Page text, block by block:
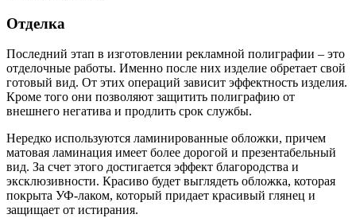
Отделка
Последний этап в изготовлении рекламной полиграфии – это
отделочные работы. Именно после них изделие обретает свой
готовый вид. От этих операций зависит эффектность изделия.
Кроме того они позволяют защитить полиграфию от
внешнего негатива и продлить срок службы.
Нередко используются ламинированные обложки, причем
матовая ламинация имеет более дорогой и презентабельный
вид. За счет этого достигается эффект благородства и
эксклюзивности. Красиво будет выглядеть обложка, которая
покрыта УФ-лаком, который придает красивый глянец и
защищает от истирания.